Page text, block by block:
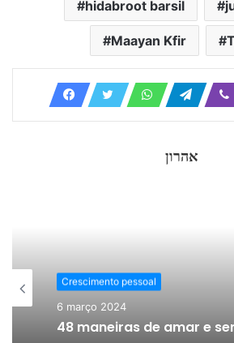
hidabroot barsil
Maayan Kfir
אהרון
Crescimento pessoal
6 março 2024
48 maneiras de amar e